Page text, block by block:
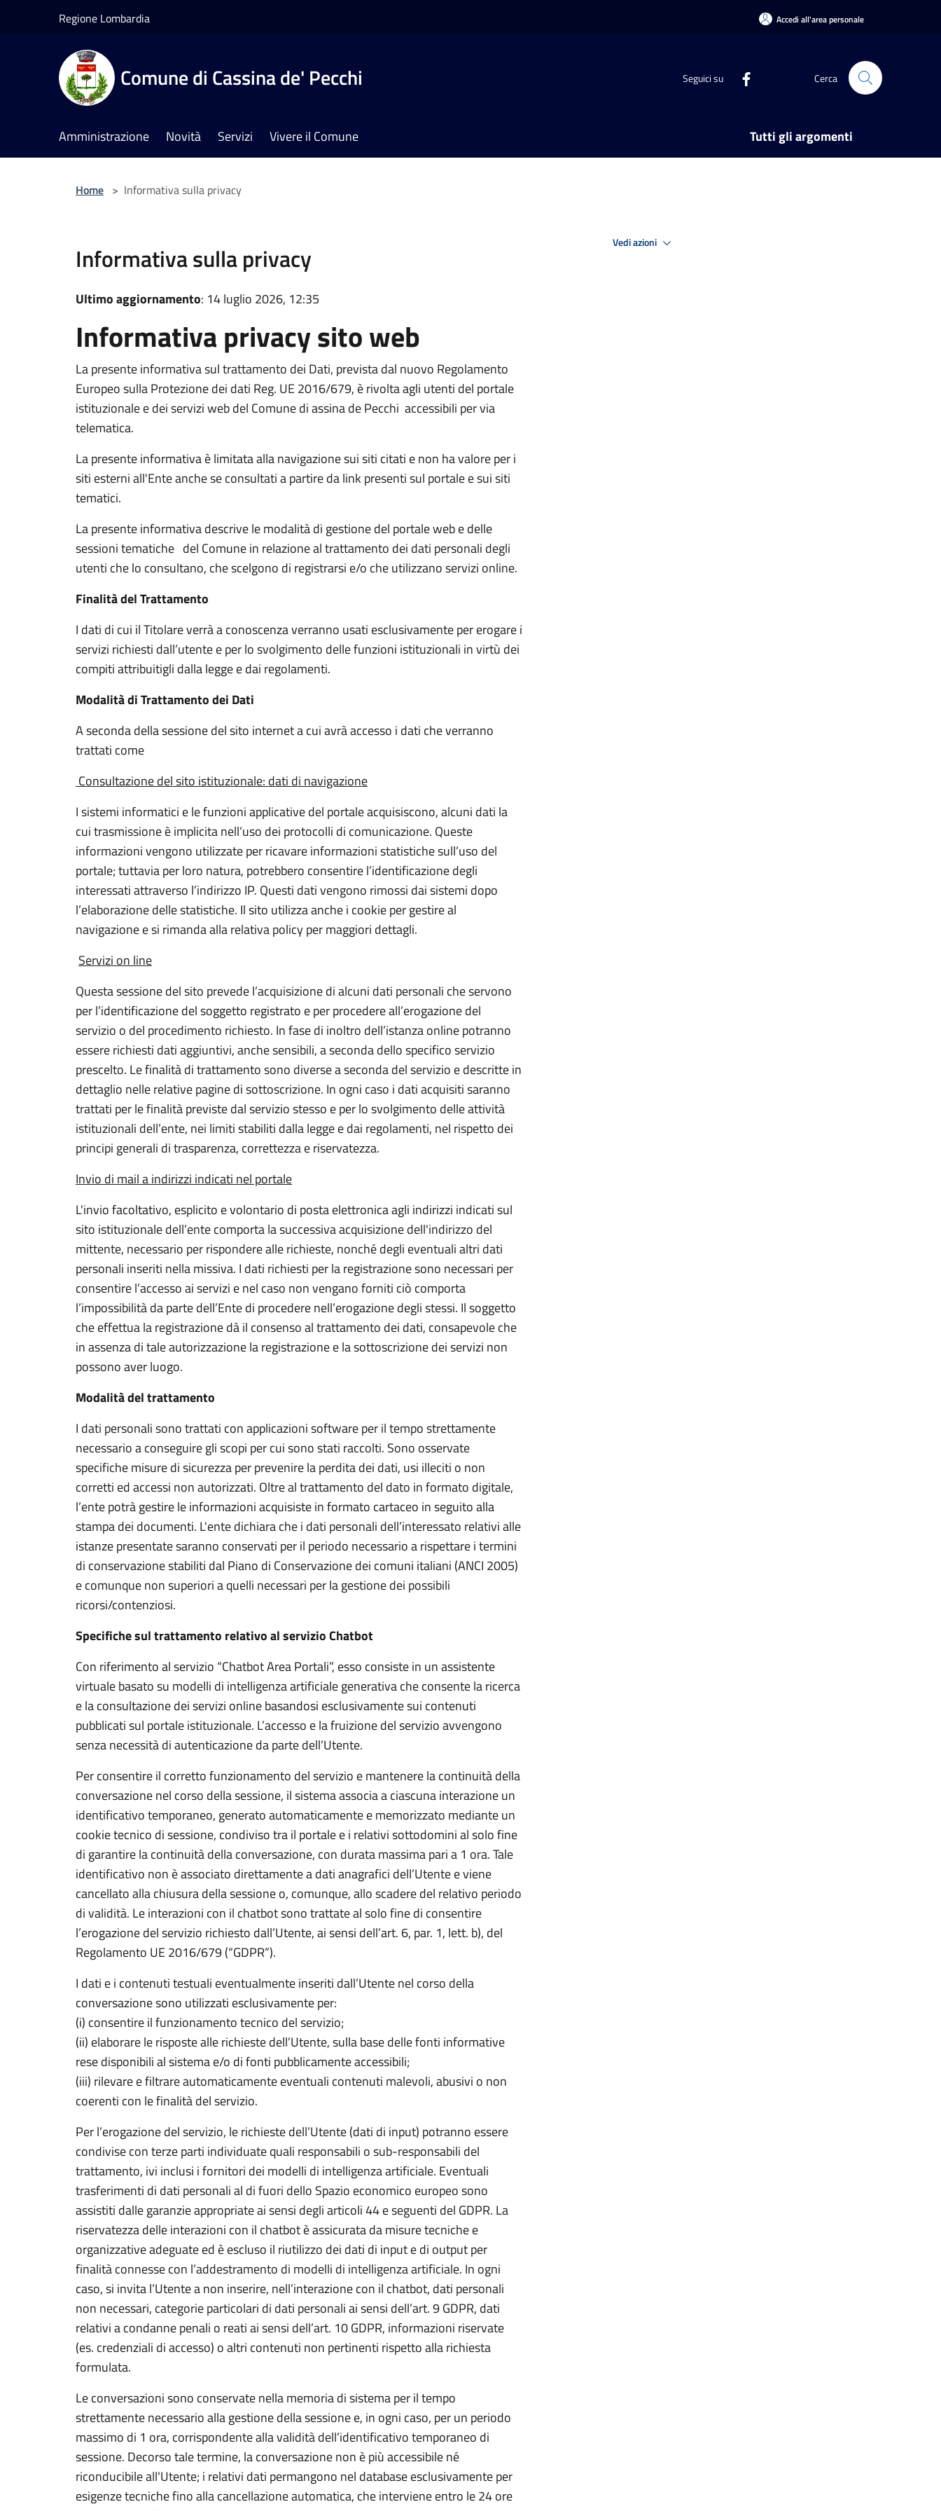
Regione Lombardia Accedi all'area personale
Comune di Cassina de' Pecchi Seguici su Cerca
Amministrazione Novità Servizi Vivere il Comune Tutti gli argomenti
Home > Informativa sulla privacy
Informativa sulla privacy
Ultimo aggiornamento: 14 luglio 2026, 12:35
Informativa privacy sito web
La presente informativa sul trattamento dei Dati, prevista dal nuovo Regolamento
Europeo sulla Protezione dei dati Reg. UE 2016/679, è rivolta agli utenti del portale
istituzionale e dei servizi web del Comune di assina de Pecchi accessibili per via
telematica.
La presente informativa è limitata alla navigazione sui siti citati e non ha valore per i
siti esterni all'Ente anche se consultati a partire da link presenti sul portale e sui siti
tematici.
La presente informativa descrive le modalità di gestione del portale web e delle
sessioni tematiche del Comune in relazione al trattamento dei dati personali degli
utenti che lo consultano, che scelgono di registrarsi e/o che utilizzano servizi online.
Finalità del Trattamento
I dati di cui il Titolare verrà a conoscenza verranno usati esclusivamente per erogare i
servizi richiesti dall’utente e per lo svolgimento delle funzioni istituzionali in virtù dei
compiti attribuitigli dalla legge e dai regolamenti.
Modalità di Trattamento dei Dati
A seconda della sessione del sito internet a cui avrà accesso i dati che verranno
trattati come
Consultazione del sito istituzionale: dati di navigazione
I sistemi informatici e le funzioni applicative del portale acquisiscono, alcuni dati la
cui trasmissione è implicita nell’uso dei protocolli di comunicazione. Queste
informazioni vengono utilizzate per ricavare informazioni statistiche sull’uso del
portale; tuttavia per loro natura, potrebbero consentire l’identificazione degli
interessati attraverso l’indirizzo IP. Questi dati vengono rimossi dai sistemi dopo
l’elaborazione delle statistiche. Il sito utilizza anche i cookie per gestire al
navigazione e si rimanda alla relativa policy per maggiori dettagli.
Servizi on line
Questa sessione del sito prevede l’acquisizione di alcuni dati personali che servono
per l’identificazione del soggetto registrato e per procedere all’erogazione del
servizio o del procedimento richiesto. In fase di inoltro dell’istanza online potranno
essere richiesti dati aggiuntivi, anche sensibili, a seconda dello specifico servizio
prescelto. Le finalità di trattamento sono diverse a seconda del servizio e descritte in
dettaglio nelle relative pagine di sottoscrizione. In ogni caso i dati acquisiti saranno
trattati per le finalità previste dal servizio stesso e per lo svolgimento delle attività
istituzionali dell’ente, nei limiti stabiliti dalla legge e dai regolamenti, nel rispetto dei
principi generali di trasparenza, correttezza e riservatezza.
Invio di mail a indirizzi indicati nel portale
L'invio facoltativo, esplicito e volontario di posta elettronica agli indirizzi indicati sul
sito istituzionale dell’ente comporta la successiva acquisizione dell'indirizzo del
mittente, necessario per rispondere alle richieste, nonché degli eventuali altri dati
personali inseriti nella missiva. I dati richiesti per la registrazione sono necessari per
consentire l’accesso ai servizi e nel caso non vengano forniti ciò comporta
l’impossibilità da parte dell’Ente di procedere nell’erogazione degli stessi. Il soggetto
che effettua la registrazione dà il consenso al trattamento dei dati, consapevole che
in assenza di tale autorizzazione la registrazione e la sottoscrizione dei servizi non
possono aver luogo.
Modalità del trattamento
I dati personali sono trattati con applicazioni software per il tempo strettamente
necessario a conseguire gli scopi per cui sono stati raccolti. Sono osservate
specifiche misure di sicurezza per prevenire la perdita dei dati, usi illeciti o non
corretti ed accessi non autorizzati. Oltre al trattamento del dato in formato digitale,
l’ente potrà gestire le informazioni acquisiste in formato cartaceo in seguito alla
stampa dei documenti. L'ente dichiara che i dati personali dell’interessato relativi alle
istanze presentate saranno conservati per il periodo necessario a rispettare i termini
di conservazione stabiliti dal Piano di Conservazione dei comuni italiani (ANCI 2005)
e comunque non superiori a quelli necessari per la gestione dei possibili
ricorsi/contenziosi.
Specifiche sul trattamento relativo al servizio Chatbot
Con riferimento al servizio “Chatbot Area Portali”, esso consiste in un assistente
virtuale basato su modelli di intelligenza artificiale generativa che consente la ricerca
e la consultazione dei servizi online basandosi esclusivamente sui contenuti
pubblicati sul portale istituzionale. L’accesso e la fruizione del servizio avvengono
senza necessità di autenticazione da parte dell’Utente.
Per consentire il corretto funzionamento del servizio e mantenere la continuità della
conversazione nel corso della sessione, il sistema associa a ciascuna interazione un
identificativo temporaneo, generato automaticamente e memorizzato mediante un
cookie tecnico di sessione, condiviso tra il portale e i relativi sottodomini al solo fine
di garantire la continuità della conversazione, con durata massima pari a 1 ora. Tale
identificativo non è associato direttamente a dati anagrafici dell’Utente e viene
cancellato alla chiusura della sessione o, comunque, allo scadere del relativo periodo
di validità. Le interazioni con il chatbot sono trattate al solo fine di consentire
l’erogazione del servizio richiesto dall’Utente, ai sensi dell’art. 6, par. 1, lett. b), del
Regolamento UE 2016/679 (“GDPR”).
I dati e i contenuti testuali eventualmente inseriti dall’Utente nel corso della
conversazione sono utilizzati esclusivamente per:
(i) consentire il funzionamento tecnico del servizio;
(ii) elaborare le risposte alle richieste dell’Utente, sulla base delle fonti informative
rese disponibili al sistema e/o di fonti pubblicamente accessibili;
(iii) rilevare e filtrare automaticamente eventuali contenuti malevoli, abusivi o non
coerenti con le finalità del servizio.
Per l’erogazione del servizio, le richieste dell’Utente (dati di input) potranno essere
condivise con terze parti individuate quali responsabili o sub-responsabili del
trattamento, ivi inclusi i fornitori dei modelli di intelligenza artificiale. Eventuali
trasferimenti di dati personali al di fuori dello Spazio economico europeo sono
assistiti dalle garanzie appropriate ai sensi degli articoli 44 e seguenti del GDPR. La
riservatezza delle interazioni con il chatbot è assicurata da misure tecniche e
organizzative adeguate ed è escluso il riutilizzo dei dati di input e di output per
finalità connesse con l’addestramento di modelli di intelligenza artificiale. In ogni
caso, si invita l’Utente a non inserire, nell’interazione con il chatbot, dati personali
non necessari, categorie particolari di dati personali ai sensi dell’art. 9 GDPR, dati
relativi a condanne penali o reati ai sensi dell’art. 10 GDPR, informazioni riservate
(es. credenziali di accesso) o altri contenuti non pertinenti rispetto alla richiesta
formulata.
Le conversazioni sono conservate nella memoria di sistema per il tempo
strettamente necessario alla gestione della sessione e, in ogni caso, per un periodo
massimo di 1 ora, corrispondente alla validità dell’identificativo temporaneo di
sessione. Decorso tale termine, la conversazione non è più accessibile né
riconducibile all'Utente; i relativi dati permangono nel database esclusivamente per
esigenze tecniche fino alla cancellazione automatica, che interviene entro le 24 ore
Vedi azioni